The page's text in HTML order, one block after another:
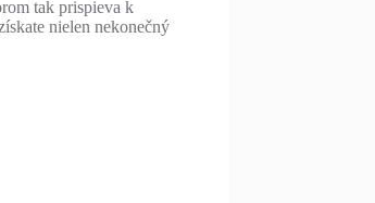
tak prispieva k
nielen nekonečný